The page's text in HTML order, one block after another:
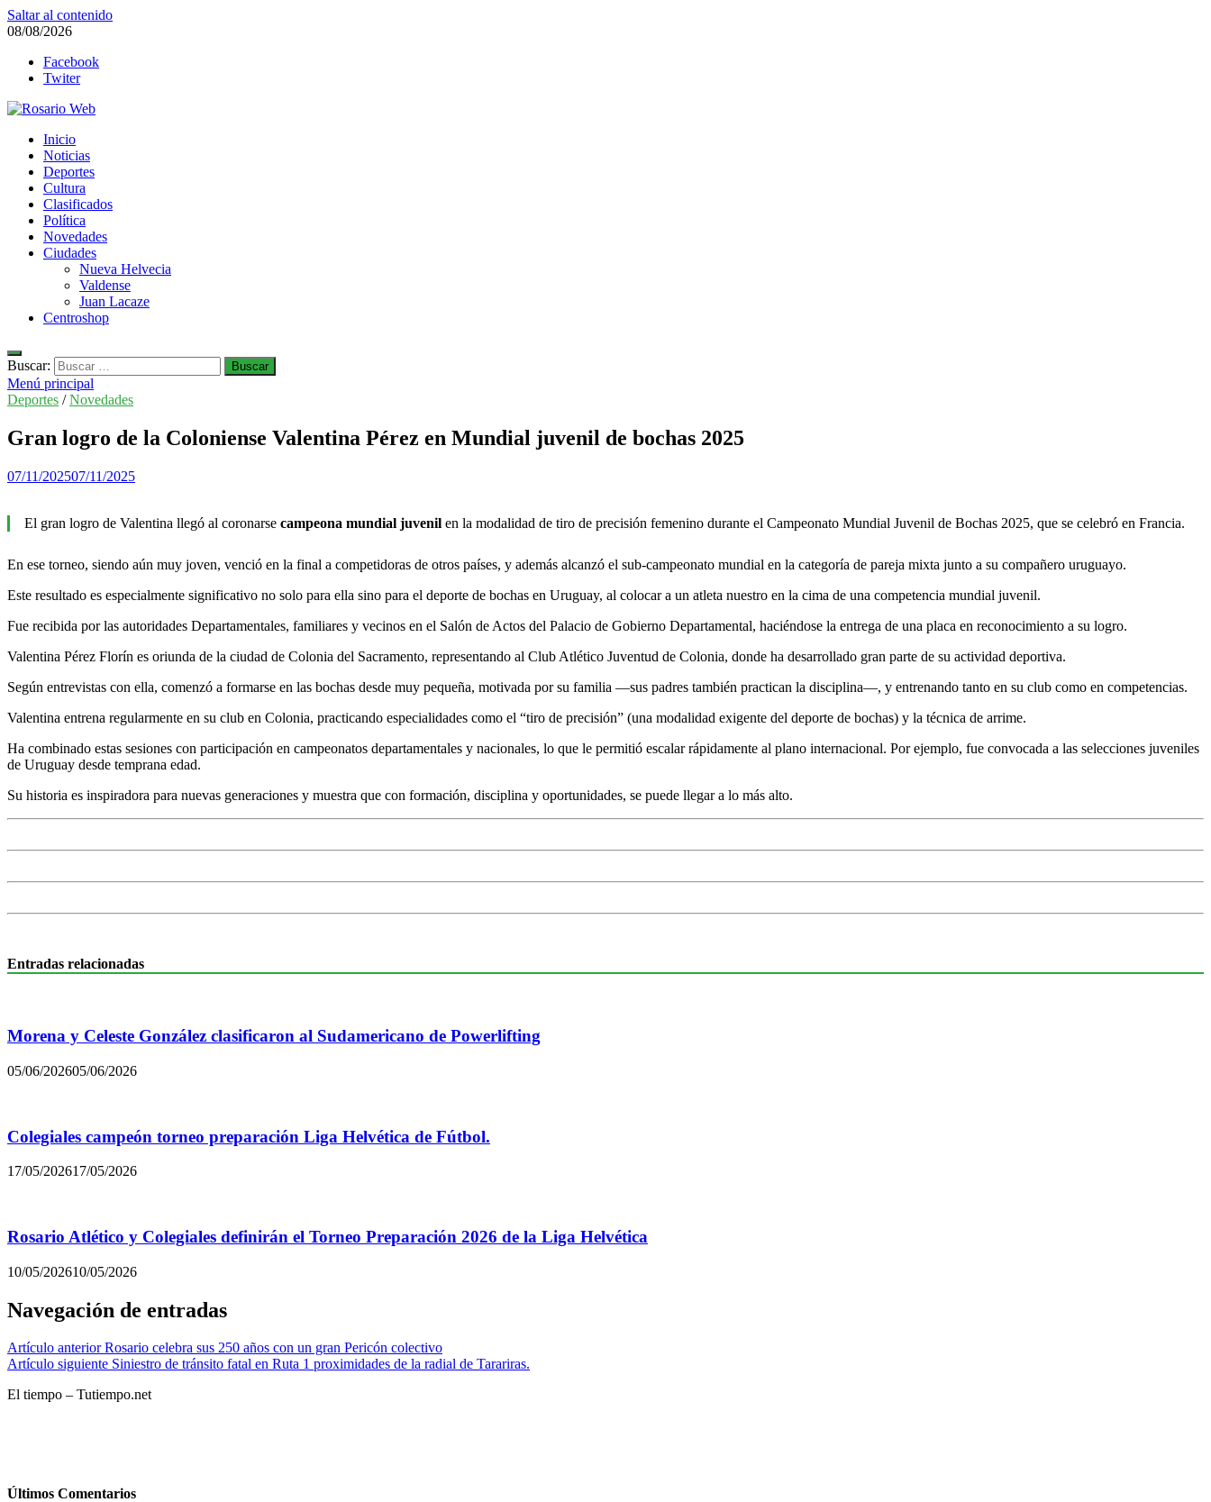
Saltar al contenido
08/08/2026
Facebook
Twiter
Rosario Web
Todas la noticias de Rosario y la zona
Inicio
Noticias
Deportes
Cultura
Clasificados
Política
Novedades
Ciudades
Nueva Helvecia
Valdense
Juan Lacaze
Centroshop
Buscar:
Menú principal
Deportes /Novedades
Gran logro de la Coloniense Valentina Pérez en Mundial juvenil de bochas 2025
07/11/202507/11/2025
El gran logro de Valentina llegó al coronarse campeona mundial juvenil en la modalidad de tiro de precisión femenino durante el Campeonato Mundial Juvenil de Bochas 2025, que se celebró en Francia.
En ese torneo, siendo aún muy joven, venció en la final a competidoras de otros países, y además alcanzó el sub-campeonato mundial en la categoría de pareja mixta junto a su compañero uruguayo.
Este resultado es especialmente significativo no solo para ella sino para el deporte de bochas en Uruguay, al colocar a un atleta nuestro en la cima de una competencia mundial juvenil.
Fue recibida por las autoridades Departamentales, familiares y vecinos en el Salón de Actos del Palacio de Gobierno Departamental, haciéndose la entrega de una placa en reconocimiento a su logro.
Valentina Pérez Florín es oriunda de la ciudad de Colonia del Sacramento, representando al Club Atlético Juventud de Colonia, donde ha desarrollado gran parte de su actividad deportiva.
Según entrevistas con ella, comenzó a formarse en las bochas desde muy pequeña, motivada por su familia —sus padres también practican la disciplina—, y entrenando tanto en su club como en competencias.
Valentina entrena regularmente en su club en Colonia, practicando especialidades como el “tiro de precisión” (una modalidad exigente del deporte de bochas) y la técnica de arrime.
Ha combinado estas sesiones con participación en campeonatos departamentales y nacionales, lo que le permitió escalar rápidamente al plano internacional. Por ejemplo, fue convocada a las selecciones juveniles
de Uruguay desde temprana edad.
Su historia es inspiradora para nuevas generaciones y muestra que con formación, disciplina y oportunidades, se puede llegar a lo más alto.
Entradas relacionadas
Morena y Celeste González clasificaron al Sudamericano de Powerlifting
05/06/202605/06/2026
Colegiales campeón torneo preparación Liga Helvética de Fútbol.
17/05/202617/05/2026
Rosario Atlético y Colegiales definirán el Torneo Preparación 2026 de la Liga Helvética
10/05/202610/05/2026
Navegación de entradas
Artículo anterior Rosario celebra sus 250 años con un gran Pericón colectivo
Artículo siguiente Siniestro de tránsito fatal en Ruta 1 proximidades de la radial de Tarariras.
El tiempo – Tutiempo.net
Últimos Comentarios